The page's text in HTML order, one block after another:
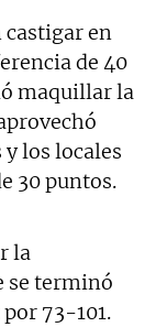
castigar en
de 40
maquillar la
los locales
30 puntos.
la
se terminó
73-101.